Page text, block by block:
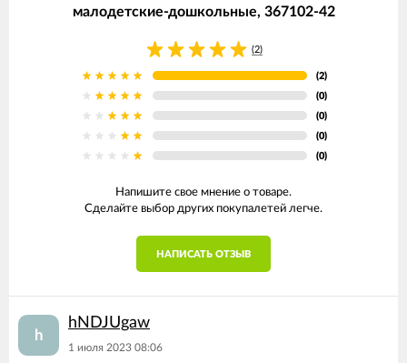
малодетские-дошкольные, 367102-42
(2)
(2)
(0)
(0)
(0)
(0)
Напишите свое мнение о товаре.
Сделайте выбор других покупалетей легче.
НАПИСАТЬ ОТЗЫВ
h
hNDJUgaw
1 июля 2023 08:06